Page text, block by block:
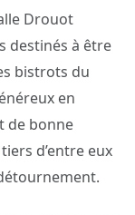
Drouot
destinés à être
bistrots du
en
de bonne
d’entre eux